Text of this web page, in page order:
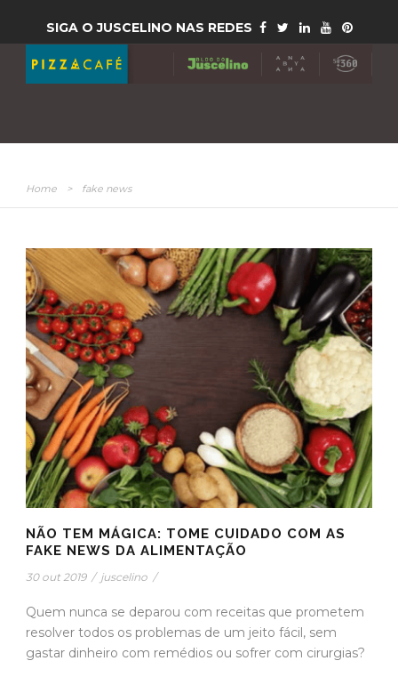
SIGA O JUSCELINO NAS REDES
Home > fake news
NÃO TEM MÁGICA: TOME CUIDADO COM AS
FAKE NEWS DA ALIMENTAÇÃO
30 out 2019 / juscelino /
Quem nunca se deparou com receitas que prometem
resolver todos os problemas de um jeito fácil, sem
gastar dinheiro com remédios ou sofrer com cirurgias?